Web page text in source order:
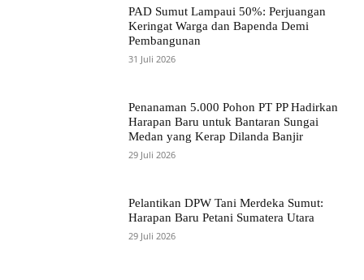
PAD Sumut Lampaui 50%: Perjuangan
Keringat Warga dan Bapenda Demi
Pembangunan
31 Juli 2026
Penanaman 5.000 Pohon PT PP Hadirkan
Harapan Baru untuk Bantaran Sungai
Medan yang Kerap Dilanda Banjir
29 Juli 2026
Pelantikan DPW Tani Merdeka Sumut:
Harapan Baru Petani Sumatera Utara
29 Juli 2026